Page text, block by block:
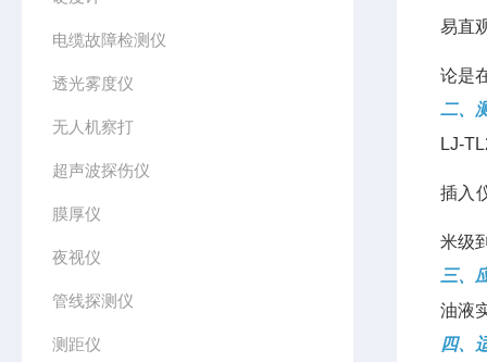
电缆故障检测仪
透光雾度仪
无人机察打
超声波探伤仪
膜厚仪
夜视仪
管线探测仪
测距仪
易直
论是
二、
LJ-
插⼊
⽶级
三、
油液
四、